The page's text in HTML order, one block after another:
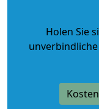
Holen Sie